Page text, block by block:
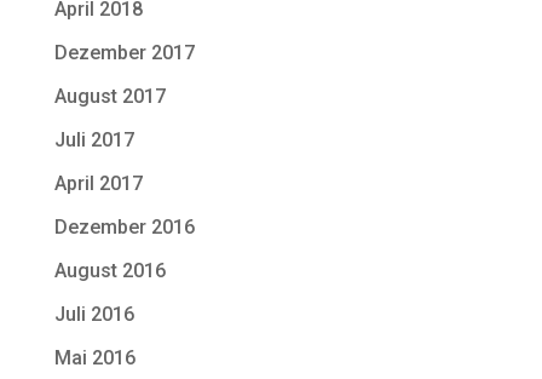
April 2018
Dezember 2017
August 2017
Juli 2017
April 2017
Dezember 2016
August 2016
Juli 2016
Mai 2016